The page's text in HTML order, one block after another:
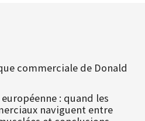
commerciale de Donald
: quand les
naviguent entre